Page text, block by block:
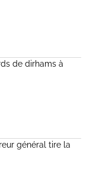
de dirhams à
général tire la